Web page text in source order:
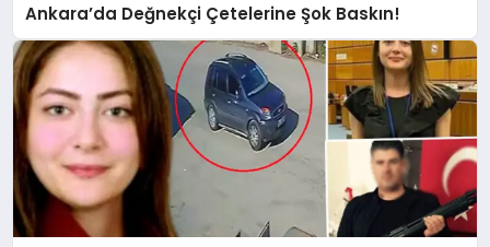
Ankara’da Değnekçi Çetelerine Şok Baskın!